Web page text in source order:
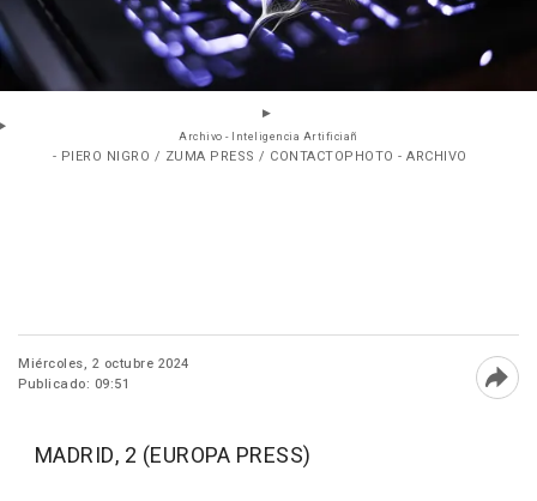
Archivo - Inteligencia Artificiañ
- PIERO NIGRO / ZUMA PRESS / CONTACTOPHOTO - ARCHIVO
Miércoles, 2 octubre 2024
Publicado: 09:51
MADRID, 2 (EUROPA PRESS)